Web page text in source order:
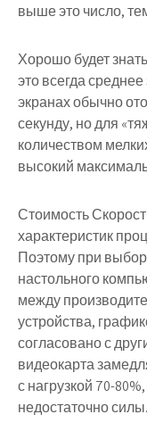
выше это число,
Хорошо будет
это всегда
экранах обычно
секунду, но для
количеством
высокий
Стоимость
характеристик
Поэтому при
настольного
между
устройства,
согласовано с
видеокарта
с нагрузкой 70-
недостаточно силы.